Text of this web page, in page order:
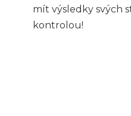
mít výsledky svých
kontrolou!